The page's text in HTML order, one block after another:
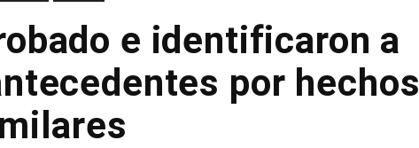
e identificaron a
por hechos